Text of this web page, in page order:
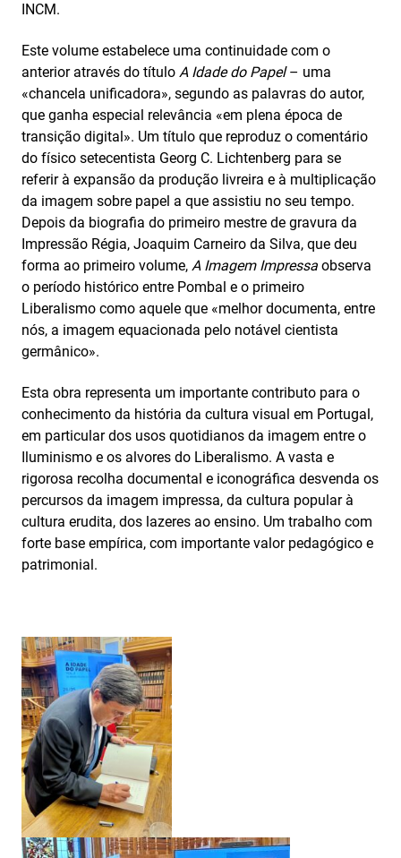
INCM.
Este volume estabelece uma continuidade com o
anterior através do título A Idade do Papel– uma
«chancela unificadora», segundo as palavras do autor,
que ganha especial relevância «em plena época de
transição digital». Um título que reproduz o comentário
do físico setecentista Georg C. Lichtenberg para se
referir à expansão da produção livreira e à multiplicação
da imagem sobre papel a que assistiu no seu tempo.
Depois da biografia do primeiro mestre de gravura da
Impressão Régia, Joaquim Carneiro da Silva, que deu
forma ao primeiro volume, A Imagem Impressa observa
o período histórico entre Pombal e o primeiro
Liberalismo como aquele que «melhor documenta, entre
nós, a imagem equacionada pelo notável cientista
germânico».
Esta obra representa um importante contributo para o
conhecimento da história da cultura visual em Portugal,
em particular dos usos quotidianos da imagem entre o
Iluminismo e os alvores do Liberalismo. A vasta e
rigorosa recolha documental e iconográfica desvenda os
percursos da imagem impressa, da cultura popular à
cultura erudita, dos lazeres ao ensino. Um trabalho com
forte base empírica, com importante valor pedagógico e
patrimonial.